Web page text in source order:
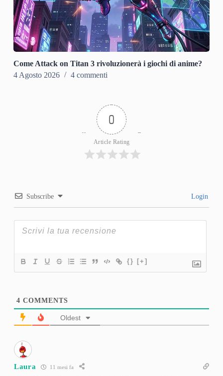
Come Attack on Titan 3 rivoluzionerà i giochi di anime?
4 Agosto 2026
4 commenti
0
Article Rating
Subscribe Login
{} [+]
4 COMMENTS
Oldest
Laura 11 mesi fa